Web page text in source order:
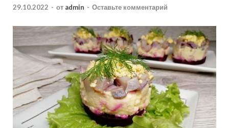
29.10.2022 - от admin - Оставьте комментарий